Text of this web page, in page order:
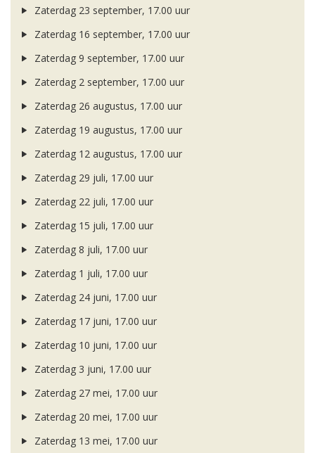
Zaterdag 23 september, 17.00 uur
Zaterdag 16 september, 17.00 uur
Zaterdag 9 september, 17.00 uur
Zaterdag 2 september, 17.00 uur
Zaterdag 26 augustus, 17.00 uur
Zaterdag 19 augustus, 17.00 uur
Zaterdag 12 augustus, 17.00 uur
Zaterdag 29 juli, 17.00 uur
Zaterdag 22 juli, 17.00 uur
Zaterdag 15 juli, 17.00 uur
Zaterdag 8 juli, 17.00 uur
Zaterdag 1 juli, 17.00 uur
Zaterdag 24 juni, 17.00 uur
Zaterdag 17 juni, 17.00 uur
Zaterdag 10 juni, 17.00 uur
Zaterdag 3 juni, 17.00 uur
Zaterdag 27 mei, 17.00 uur
Zaterdag 20 mei, 17.00 uur
Zaterdag 13 mei, 17.00 uur